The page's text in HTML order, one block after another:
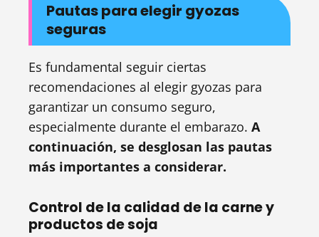
Pautas para elegir gyozas
seguras
Es fundamental seguir ciertas
recomendaciones al elegir gyozas para
garantizar un consumo seguro,
especialmente durante el embarazo. A
continuación, se desglosan las pautas
más importantes a considerar.
Control de la calidad de la carne y
productos de soja